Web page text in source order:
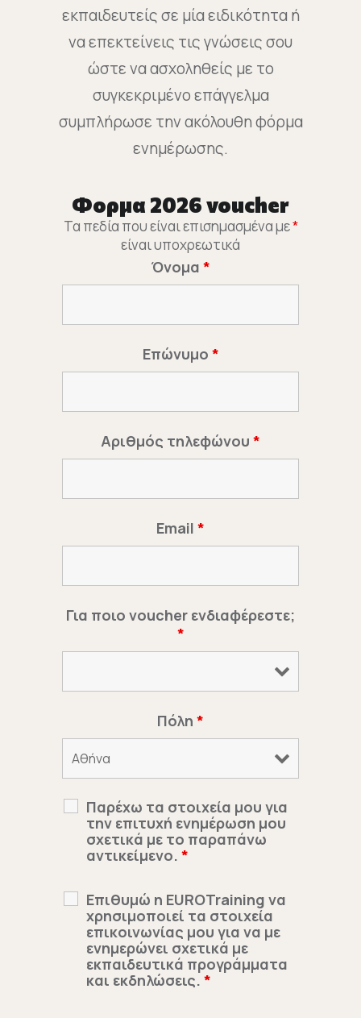
εκπαιδευτείς σε μία ειδικότητα ή
να επεκτείνεις τις γνώσεις σου
ώστε να ασχοληθείς με το
συγκεκριμένο επάγγελμα
συμπλήρωσε την ακόλουθη φόρμα
ενημέρωσης.
Φορμα 2026 voucher
Τα πεδία που είναι επισημασμένα με*
είναι υποχρεωτικά
Όνομα *
Επώνυμο *
Αριθμός τηλεφώνου *
Email *
Για ποιο voucher ενδιαφέρεστε;
*
Πόλη *
Παρέχω τα στοιχεία μου για
την επιτυχή ενημέρωση μου
σχετικά με το παραπάνω
αντικείμενο. *
Επιθυμώ η EUROTraining να
χρησιμοποιεί τα στοιχεία
επικοινωνίας μου για να με
ενημερώνει σχετικά με
εκπαιδευτικά προγράμματα
και εκδηλώσεις. *